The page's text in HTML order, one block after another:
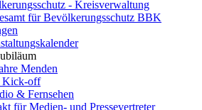
- Kreisverwaltung
für Bevölkerungsschutz BBK
Menden
Kick-off
& Fernsehen
für Medien- und Pressevertreter